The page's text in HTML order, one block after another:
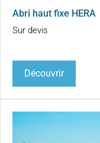
Abri haut fixe HERA
Sur devis
Découvrir